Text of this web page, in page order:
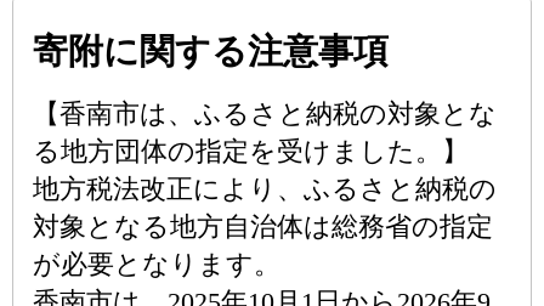
寄附に関する注意事項
【香南市は、ふるさと納税の対象とな
る地方団体の指定を受けました。】
地方税法改正により、ふるさと納税の
対象となる地方自治体は総務省の指定
が必要となります。